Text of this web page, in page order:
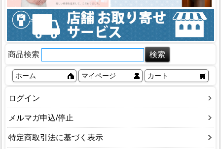
商品検索
ホーム マイページ カート
ログイン
メルマガ申込/停止
特定商取引法に基づく表示